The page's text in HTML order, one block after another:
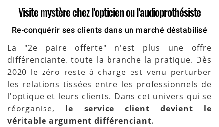
Visite mystère chez l'opticien ou l'audioprothésiste
Re-conquérir ses clients dans un marché déstabilisé
La "2e paire offerte" n'est plus une offre
différenciante, toute la branche la pratique. Dès
2020 le zéro reste à charge est venu perturber
les relations tissées entre les professionnels de
l'optique et leurs clients. Dans cet univers qui se
réorganise, le service client devient le
véritable argument différenciant.